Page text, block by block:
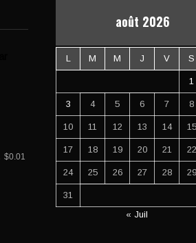
$0.01
août 2026
L M M J V S
1
3 4 5 6 7 8
10 11 12 13 14 15
17 18 19 20 21 22
24 25 26 27 28 29
31
« Juil